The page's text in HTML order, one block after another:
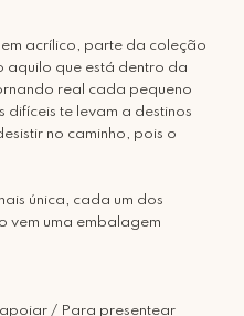
acrílico, parte da coleção
aquilo que está dentro da
real cada pequeno
difíceis te levam a destinos
no caminho, pois o
única, cada um dos
vem uma embalagem
/ Para presentear